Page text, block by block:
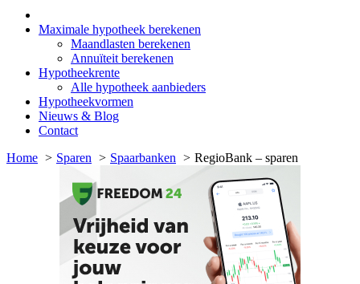
Maximale hypotheek berekenen
Maandlasten berekenen
Annuïteit berekenen
Hypotheekrente
Alle hypotheek aanbieders
Hypotheekvormen
Nieuws & Blog
Contact
Home
Sparen Spaarbanken RegioBank – sparen